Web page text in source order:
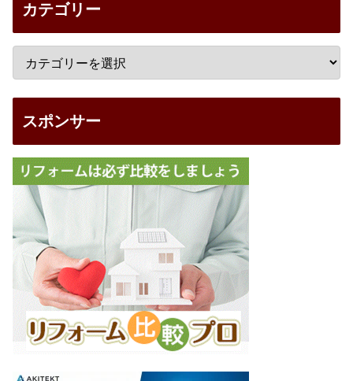
カテゴリー
スポンサー